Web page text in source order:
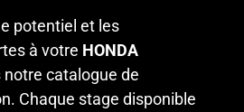
potentiel et les
à votre HONDA
notre catalogue de
Chaque stage disponible